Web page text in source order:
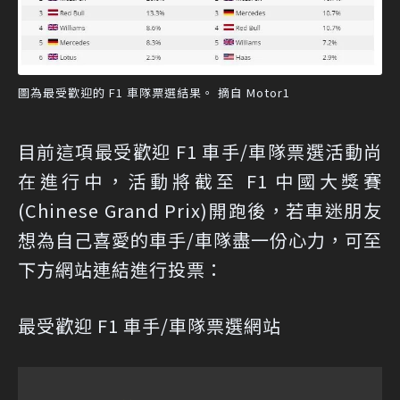
圖為最受歡迎的 F1 車隊票選結果。 摘自 Motor1
目前這項最受歡迎 F1 車手/車隊票選活動尚
在進行中，活動將截至 F1 中國大獎賽
(Chinese Grand Prix)開跑後，若車迷朋友
想為自己喜愛的車手/車隊盡一份心力，可至
下方網站連結進行投票：
最受歡迎 F1 車手/車隊票選網站